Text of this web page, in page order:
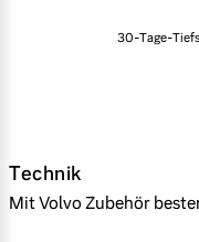
30-Tage-
Technik
Mit Volvo Zubehör